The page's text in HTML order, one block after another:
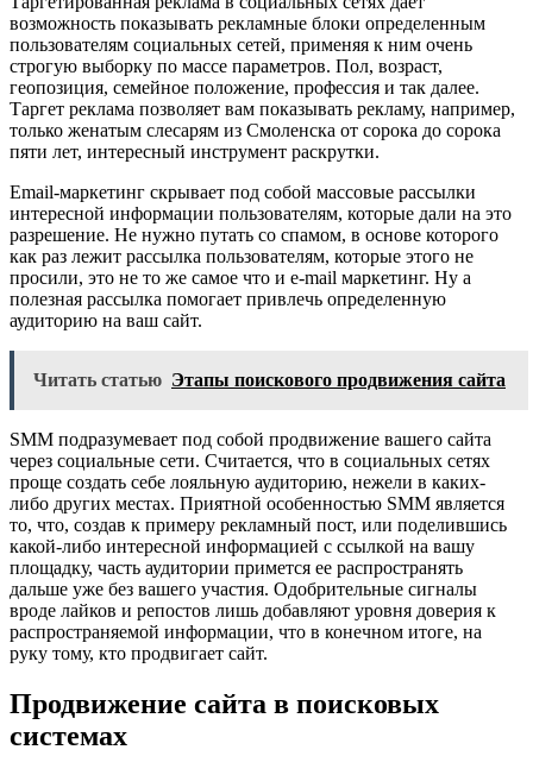
возможность показывать рекламные блоки определенным
пользователям социальных сетей, применяя к ним очень
строгую выборку по массе параметров. Пол, возраст,
геопозиция, семейное положение, профессия и так далее.
Таргет реклама позволяет вам показывать рекламу, например,
только женатым слесарям из Смоленска от сорока до сорока
пяти лет, интересный инструмент раскрутки.
Email-маркетинг скрывает под собой массовые рассылки
интересной информации пользователям, которые дали на это
разрешение. Не нужно путать со спамом, в основе которого
как раз лежит рассылка пользователям, которые этого не
просили, это не то же самое что и e-mail маркетинг. Ну а
полезная рассылка помогает привлечь определенную
аудиторию на ваш сайт.
Читать статью Этапы поискового продвижения сайта
SMM подразумевает под собой продвижение вашего сайта
через социальные сети. Считается, что в социальных сетях
проще создать себе лояльную аудиторию, нежели в каких-
либо других местах. Приятной особенностью SMM является
то, что, создав к примеру рекламный пост, или поделившись
какой-либо интересной информацией с ссылкой на вашу
площадку, часть аудитории примется ее распространять
дальше уже без вашего участия. Одобрительные сигналы
вроде лайков и репостов лишь добавляют уровня доверия к
распространяемой информации, что в конечном итоге, на
руку тому, кто продвигает сайт.
Продвижение сайта в поисковых
системах